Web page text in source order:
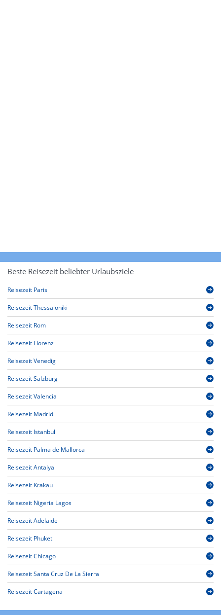
Beste Reisezeit beliebter Urlaubsziele
Reisezeit Paris
Reisezeit Thessaloniki
Reisezeit Rom
Reisezeit Florenz
Reisezeit Venedig
Reisezeit Salzburg
Reisezeit Valencia
Reisezeit Madrid
Reisezeit Istanbul
Reisezeit Palma de Mallorca
Reisezeit Antalya
Reisezeit Krakau
Reisezeit Nigeria Lagos
Reisezeit Adelaide
Reisezeit Phuket
Reisezeit Chicago
Reisezeit Santa Cruz De La Sierra
Reisezeit Cartagena